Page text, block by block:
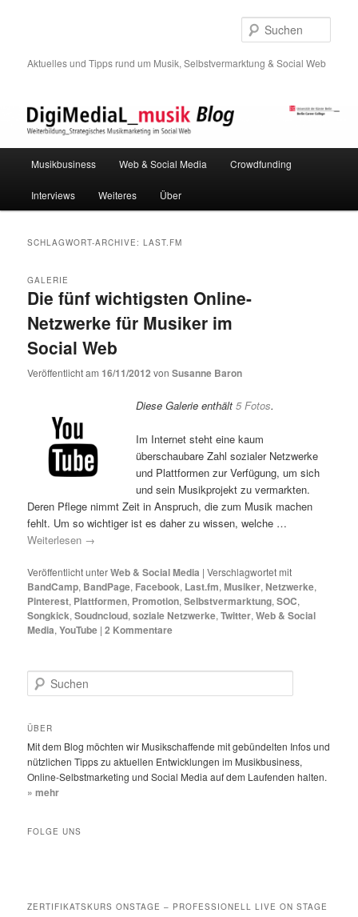
Aktuelles und Tipps rund um Musik, Selbstvermarktung & Social Web
Zum
Inhalt
Zum
sekundären
Musikbusiness Web & Social Media Crowdfunding
Interviews Weiteres Über
SCHLAGWORT-ARCHIVE:LAST.FM
Die fünf wichtigsten Online-
Netzwerke für Musiker im
Social Web
GALERIE
Veröffentlicht am 16/11/2012 vonSusanne Baron
Diese Galerie enthält5 Fotos.
Im Internet steht eine kaum
überschaubare Zahl sozialer Netzwerke
und Plattformen zur Verfügung, um sich
und sein Musikprojekt zu vermarkten.
Deren Pflege nimmt Zeit in Anspruch, die zum Musik machen
fehlt. Um so wichtiger ist es daher zu wissen, welche …
Weiterlesen →
Veröffentlicht unterWeb & Social Media |Verschlagwortet mit
BandCamp, BandPage, Facebook, Last.fm,Musiker, Netzwerke,
Pinterest, Plattformen, Promotion,Selbstvermarktung,SOC,
Songkick,Soudncloud,soziale Netzwerke,Twitter,Web & Social
Media,YouTube |2 Kommentare
u
h
n
ÜBER
Mit dem Blog möchten wir Musikschaffende mit gebündelten Infos und
nützlichen Tipps zu aktuellen Entwicklungen im Musikbusiness,
Online-Selbstmarketing und Social Media auf dem Laufenden halten.
» mehr
FOLGE UNS
ZERTIFIKATSKURS ONSTAGE – PROFESSIONELL LIVE ON STAGE